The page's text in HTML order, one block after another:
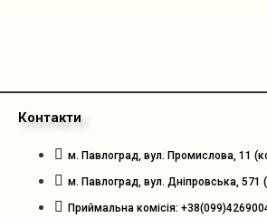
Контакти
м. Павлоград, вул. Промислова, 11
м. Павлоград, вул. Дніпровська, 571
Приймальна комісія: